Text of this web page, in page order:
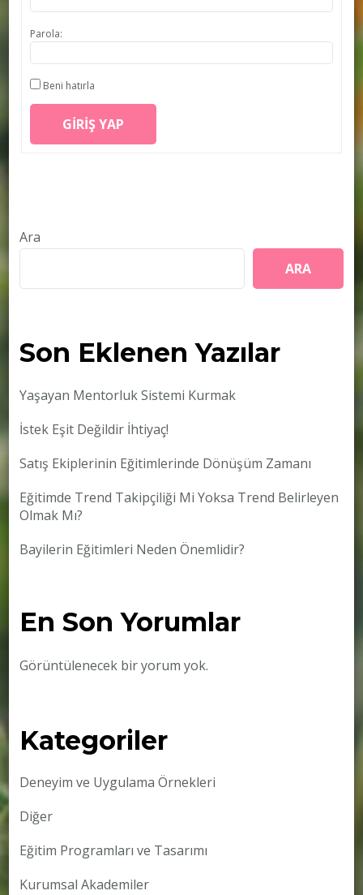
Parola:
Beni hatırla
GIRIŞ YAP
Ara
ARA
Son Eklenen Yazılar
Yaşayan Mentorluk Sistemi Kurmak
İstek Eşit Değildir İhtiyaç!
Satış Ekiplerinin Eğitimlerinde Dönüşüm Zamanı
Eğitimde Trend Takipçiliği Mi Yoksa Trend Belirleyen
Olmak Mı?
Bayilerin Eğitimleri Neden Önemlidir?
En Son Yorumlar
Görüntülenecek bir yorum yok.
Kategoriler
Deneyim ve Uygulama Örnekleri
Diğer
Eğitim Programları ve Tasarımı
Kurumsal Akademiler